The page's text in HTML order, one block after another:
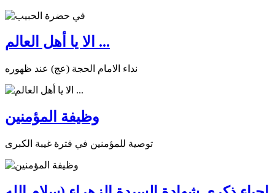
الا يا أهل العالم ...
نداء الامام الحجة (عج) عند ظهوره
وظيفة المؤمنين
توصية للمؤمنين في فترة غيبة الكبرى